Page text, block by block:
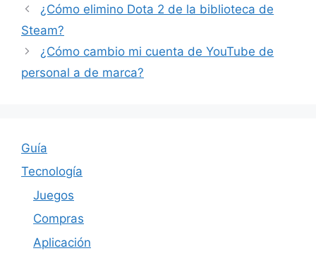
¿Cómo elimino Dota 2 de la biblioteca de
Steam?
¿Cómo cambio mi cuenta de YouTube de
personal a de marca?
Guía
Tecnología
Juegos
Compras
Aplicación